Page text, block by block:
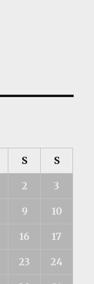
S S
2 3
9 10
16 17
23 24